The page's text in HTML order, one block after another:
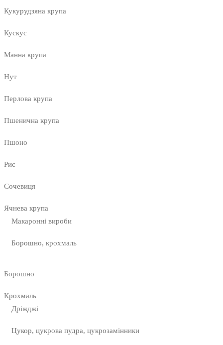
Кукурудзяна крупа
Кускус
Манна крупа
Нут
Перлова крупа
Пшенична крупа
Пшоно
Рис
Сочевиця
Ячнева крупа
Макаронні вироби
Борошно, крохмаль
Борошно
Крохмаль
Дріжджі
Цукор, цукрова пудра, цукрозамінники